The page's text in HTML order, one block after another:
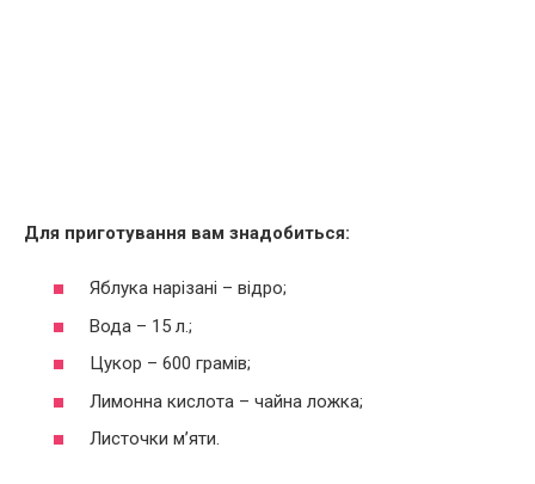
Для приготування вам знадобиться:
Яблука нарізані – відро;
Вода – 15 л.;
Цукор – 600 грамів;
Лимонна кислота – чайна ложка;
Листочки м’яти.